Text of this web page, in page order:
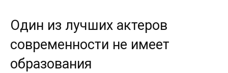
Один из лучших актеров
современности не имеет
образования